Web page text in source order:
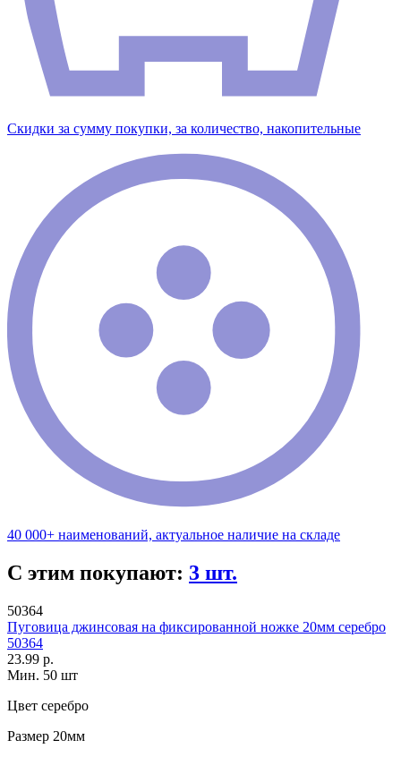
Скидки за сумму покупки, за количество, накопительные
40 000+ наименований, актуальное наличие на складе
С этим покупают: 3 шт.
50364
Пуговица джинсовая на фиксированной ножке 20мм серебро
50364
23.99 р.
Мин. 50 шт
Цвет серебро
Размер 20мм